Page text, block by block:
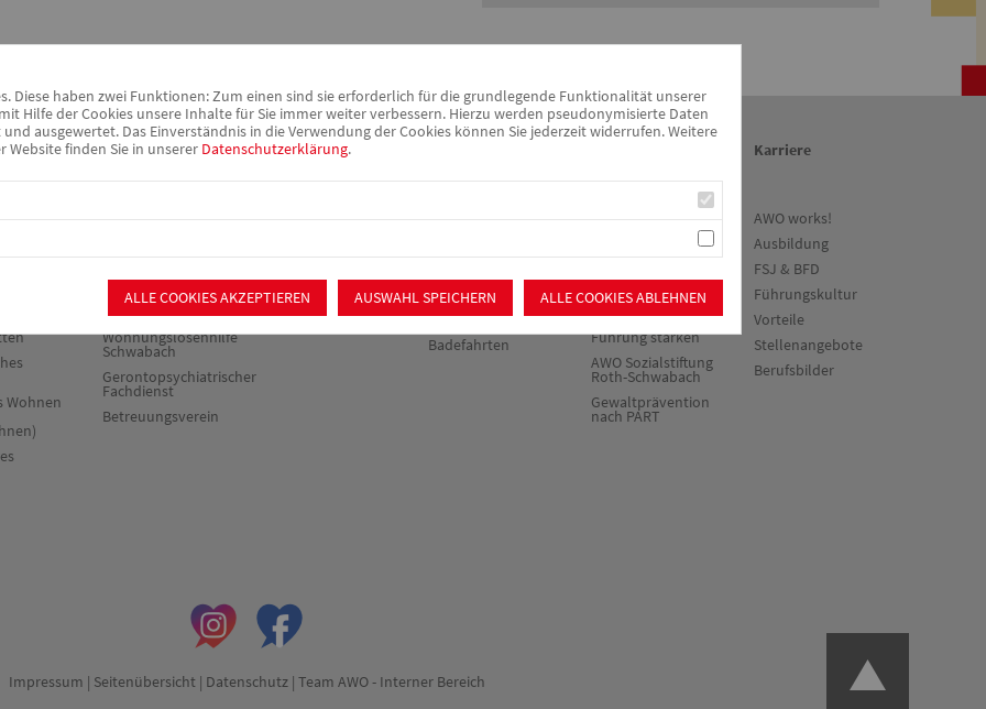
&
&
Wohnen
Beratung &
Sozialpsychiatrischer
Schuldner- und
Gemeinsam Wege
finden
Wohnungslosenhilfe
Schwabach
Gerontopsychiatrischer
Fachdienst
Betreuungsverein
Verpflegung &
Offener
Mittagstisch
Essen auf Rädern
Ortsvereine
Spenden
Ehrenamt
Badefahrten
Vision
Kreisverband
Vielfalt und
Demokratie
Rückenwind³ -
Führung stärken
AWO Sozialstiftung
Roth-Schwabach
Gewaltprävention
nach PART
Karriere
AWO works!
Ausbildung
FSJ & BFD
Führungskultur
Vorteile
Stellenangebote
Berufsbilder
Impressum | Seitenübersicht| Datenschutz| Team AWO - Interner Bereich
Diese haben zwei Funktionen: Zum einen sind sie erforderlich für die grundlegende Funktionalität unserer
Hilfe der Cookies unsere Inhalte für Sie immer weiter verbessern. Hierzu werden pseudonymisierte Daten
ausgewertet. Das Einverständnis in die Verwendung der Cookies können Sie jederzeit widerrufen. Weitere
Website finden Sie in unserer Datenschutzerklärung.
ALLE COOKIES ABLEHNEN
AUSWAHL SPEICHERN
ALLE COOKIES AKZEPTIEREN